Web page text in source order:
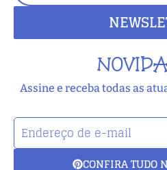
Assine e receba todas as
CONFIRA TUDO